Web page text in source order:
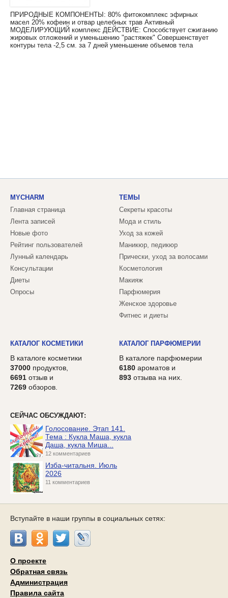
ПРИРОДНЫЕ КОМПОНЕНТЫ: 80% фитокомплекс эфирных
масел 20% кофеин и отвар целебных трав Активный
МОДЕЛИРУЮЩИЙ комплекс ДЕЙСТВИЕ: Способствует сжиганию
жировых отложений и уменьшению "растяжек" Совершенствует
контуры тела -2,5 см. за 7 дней уменьшение объемов тела
MYCHARM
Главная страница
Лента записей
Новые фото
Рейтинг пользователей
Лунный календарь
Консультации
Диеты
Опросы
ТЕМЫ
Секреты красоты
Мода и стиль
Уход за кожей
Маникюр, педикюр
Прически, уход за волосами
Косметология
Макияж
Парфюмерия
Женское здоровье
Фитнес и диеты
КАТАЛОГ КОСМЕТИКИ
В каталоге косметики
37000 продуктов,
6691 отзыв и
7269 обзоров.
КАТАЛОГ ПАРФЮМЕРИИ
В каталоге парфюмерии
6180 ароматов и
893 отзыва на них.
СЕЙЧАС ОБСУЖДАЮТ:
Голосование. Этап 141.
Тема : Кукла Маша, кукла
Даша, кукла Миша...
12 комментариев
Изба-читальня. Июль
2026
11 комментариев
Вступайте в наши группы в социальных сетях:
О проекте
Обратная связь
Администрация
Правила сайта